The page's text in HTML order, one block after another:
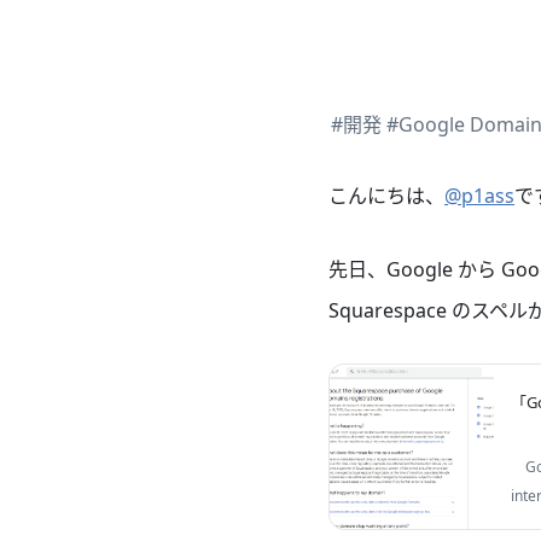
#開発#Google
こんにちは、 @p1assで
先日、Google から
Squarespace のスペル
「